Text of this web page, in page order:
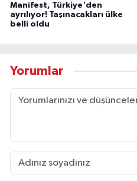
Manifest, Türkiye'den
ayrılıyor! Taşınacakları ülke
belli oldu
Yorumlar